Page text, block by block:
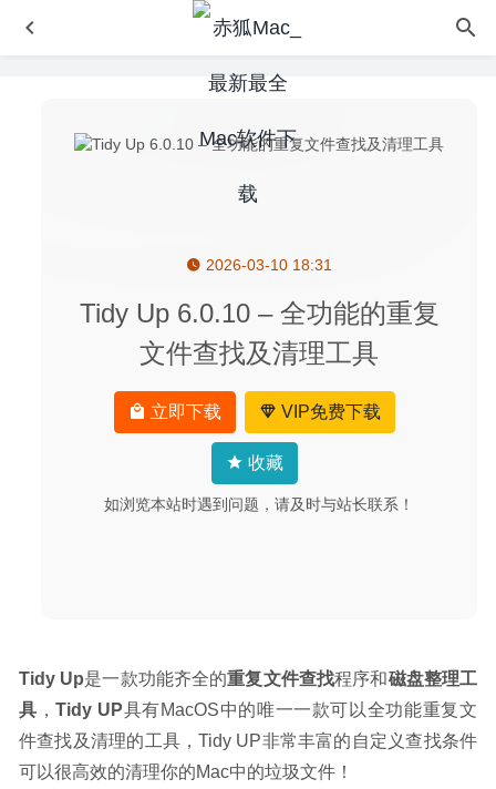
2026-03-10 18:31
Tidy Up 6.0.10 – 全功能的重复
文件查找及清理工具
立即下载 VIP免费下载
收藏
如浏览本站时遇到问题，请及时与站长联系！
Tidy Up是一款功能齐全的重复文件查找程序和磁盘整理工
具 ，Tidy UP具有MacOS中的唯一一款可以全功能重复文
件查找及清理的工具，Tidy UP非常丰富的自定义查找条件
可以很高效的清理你的Mac中的垃圾文件！
Recompress 20.3 – 功能强大的PDF文档压缩及优化工具
Amadeus Pro 2.8.2 (2456) 中文版-多音轨音频编辑器
Cardhop 1.3.5 – 通讯录联系人管理工具 2020-09-09
Living Wallpaper HD & Weather 5.7.0 中文版 – 高清时钟实
iStatistica Pro 2.1 – 优秀的MacOS系统监控工具